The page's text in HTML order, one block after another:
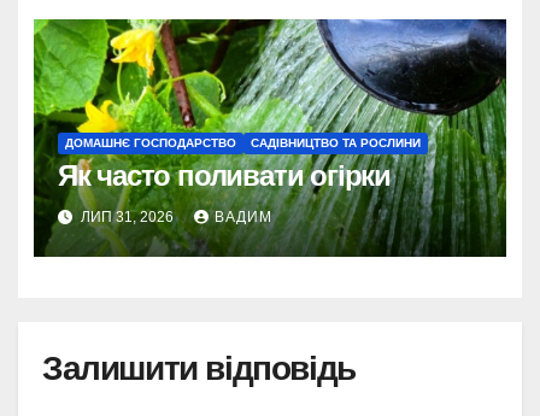
ДОМАШНЄ ГОСПОДАРСТВО САДІВНИЦТВО ТА РОСЛИНИ
Як часто поливати огірки
ЛИП 31, 2026 ВАДИМ
Залишити відповідь